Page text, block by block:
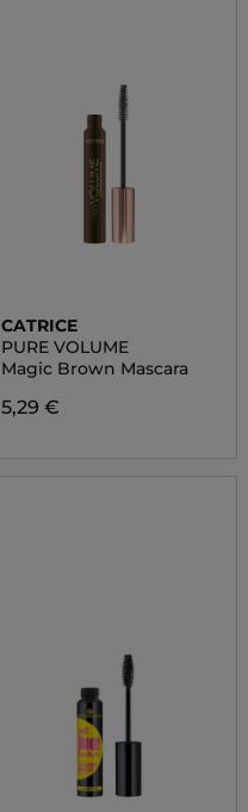
CATRICE
PURE VOLUME
Magic Brown Mascara
5,29 €